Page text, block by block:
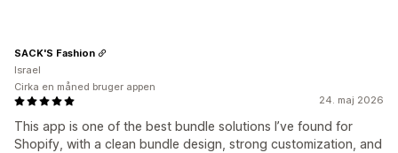
24. maj 2026
This app is one of the best bundle solutions I’ve found for
Shopify, with a clean bundle design, strong customization, and
SACK'S Fashion
Israel
Cirka en måned bruger appen